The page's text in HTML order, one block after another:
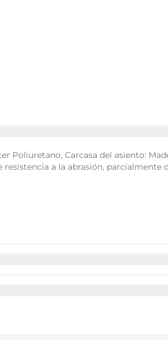
Poliuretano, Carcasa del asiento:
a la abrasión, parcialmente